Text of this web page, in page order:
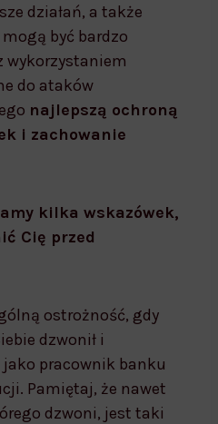
działań, a także
być bardzo
wykorzystaniem
do ataków
najlepszą ochroną
i zachowanie
kilka wskazówek,
Cię przed
ostrożność, gdy
dzwonił i
jako pracownik banku
Pamiętaj, że nawet
dzwoni, jest taki